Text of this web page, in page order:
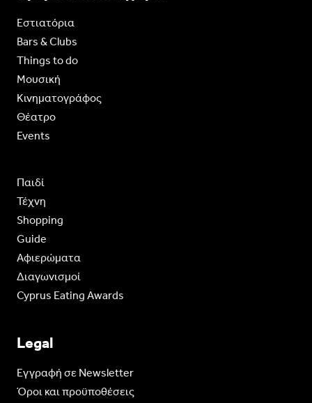
Εστιατόρια
Bars & Clubs
Things to do
Moυσική
Κινηματογράφος
Θέατρο
Events
Παιδί
Τέχνη
Shopping
Guide
Aφιερώματα
Διαγωνισμοί
Cyprus Eating Awards
Legal
Eγγραφή σε Newsletter
Όροι και προϋποθέσεις